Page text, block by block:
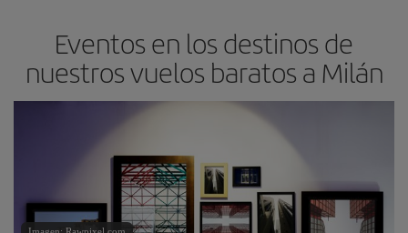
Eventos en los destinos de
nuestros vuelos baratos a Milán